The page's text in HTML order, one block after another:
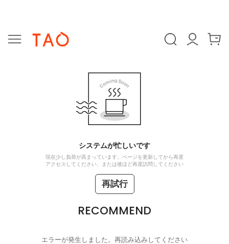
システムが忙しいです
現在少し負荷が高まっています。ページを更新してから再度
アクセスしてください、または後ほど再度訪問してください
再試行
RECOMMEND
エラーが発生しました。再読み込みしてください